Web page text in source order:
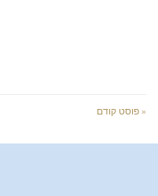
« פוסט קודם